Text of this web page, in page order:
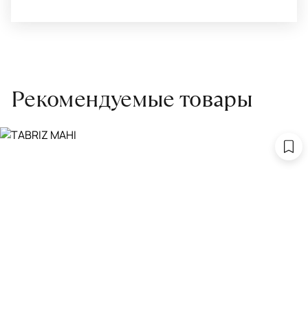
Рекомендуемые товары